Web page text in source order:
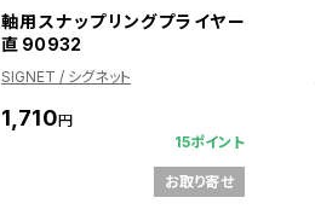
軸用スナップリングプライヤー
直 90932
SIGNET / シグネット
1,710円
15ポイント
お取り寄せ